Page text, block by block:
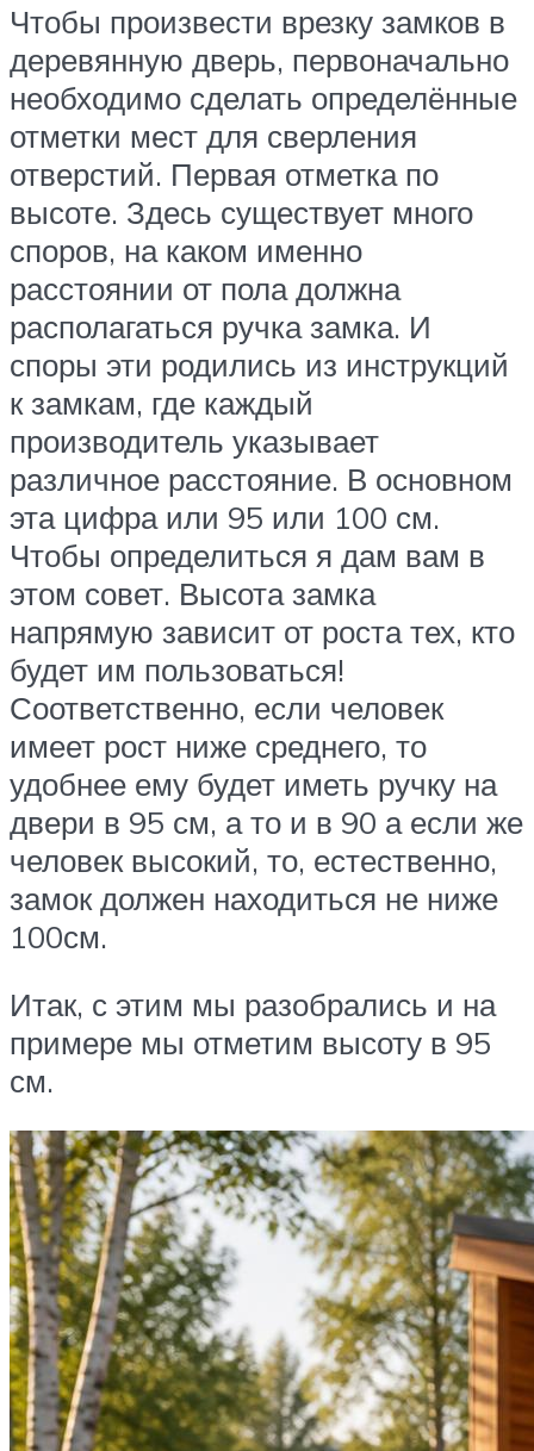
Чтобы произвести врезку замков в
деревянную дверь, первоначально
необходимо сделать определённые
отметки мест для сверления
отверстий. Первая отметка по
высоте. Здесь существует много
споров, на каком именно
расстоянии от пола должна
располагаться ручка замка. И
споры эти родились из инструкций
к замкам, где каждый
производитель указывает
различное расстояние. В основном
эта цифра или 95 или 100 см.
Чтобы определиться я дам вам в
этом совет. Высота замка
напрямую зависит от роста тех, кто
будет им пользоваться!
Соответственно, если человек
имеет рост ниже среднего, то
удобнее ему будет иметь ручку на
двери в 95 см, а то и в 90 а если же
человек высокий, то, естественно,
замок должен находиться не ниже
100см.
Итак, с этим мы разобрались и на
примере мы отметим высоту в 95
см.